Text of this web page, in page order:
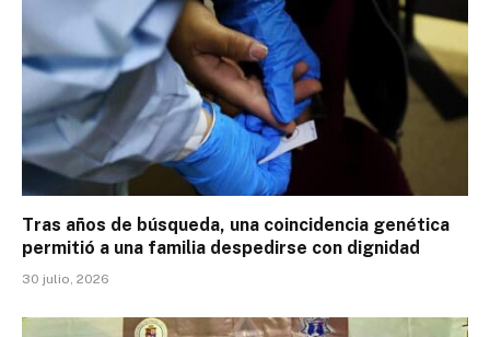
Tras años de búsqueda, una coincidencia genética
permitió a una familia despedirse con dignidad
30 julio, 2026